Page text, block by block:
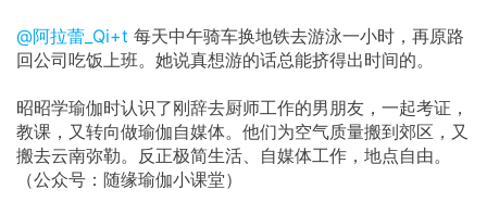
@阿拉蕾_Qi+t 每天中午骑车换地铁去游泳一小时，再原路
回公司吃饭上班。她说真想游的话总能挤得出时间的。
昭昭学瑜伽时认识了刚辞去厨师工作的男朋友，一起考证，
教课，又转向做瑜伽自媒体。他们为空气质量搬到郊区，又
搬去云南弥勒。反正极简生活、自媒体工作，地点自由。
（公众号：随缘瑜伽小课堂）